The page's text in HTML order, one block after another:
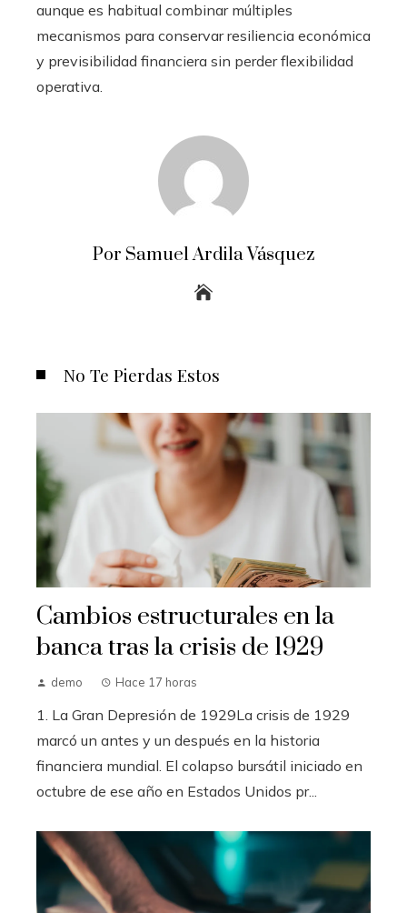
aunque es habitual combinar múltiples
mecanismos para conservar resiliencia económica
y previsibilidad financiera sin perder flexibilidad
operativa.
Por Samuel Ardila Vásquez
No Te Pierdas Estos
Cambios estructurales en la
banca tras la crisis de 1929
demo Hace 17 horas
1. La Gran Depresión de 1929La crisis de 1929
marcó un antes y un después en la historia
financiera mundial. El colapso bursátil iniciado en
octubre de ese año en Estados Unidos pr...